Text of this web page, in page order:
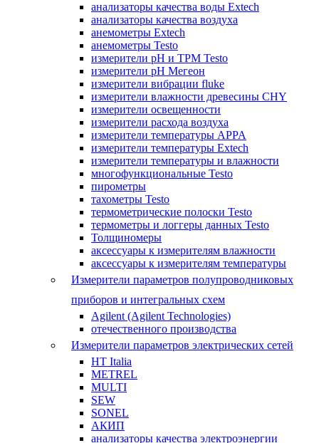
анализаторы качества воды Extech
анализаторы качества воздуха
анемометры Extech
анемометры Testo
измерители pH и ТРМ Testo
измерители pH Мегеон
измерители вибрации fluke
измерители влажности древесины CHY
измерители освещенности
измерители расхода воздуха
измерители температуры APPA
измерители температуры Extech
измерители температуры и влажности
многофункциональные Testo
пирометры
тахометры Testo
термометрические полоски Testo
термометры и логгеры данных Testo
Толщиномеры
аксессуары к измерителям влажности
аксессуары к измерителям температуры
Измерители параметров полупроводниковых
приборов и интегральных схем
Agilent (Agilent Technologies)
отечественного производства
Измерители параметров электрических сетей
HT Italia
METREL
MULTI
SEW
SONEL
АКИП
анализаторы качества электроэнергии